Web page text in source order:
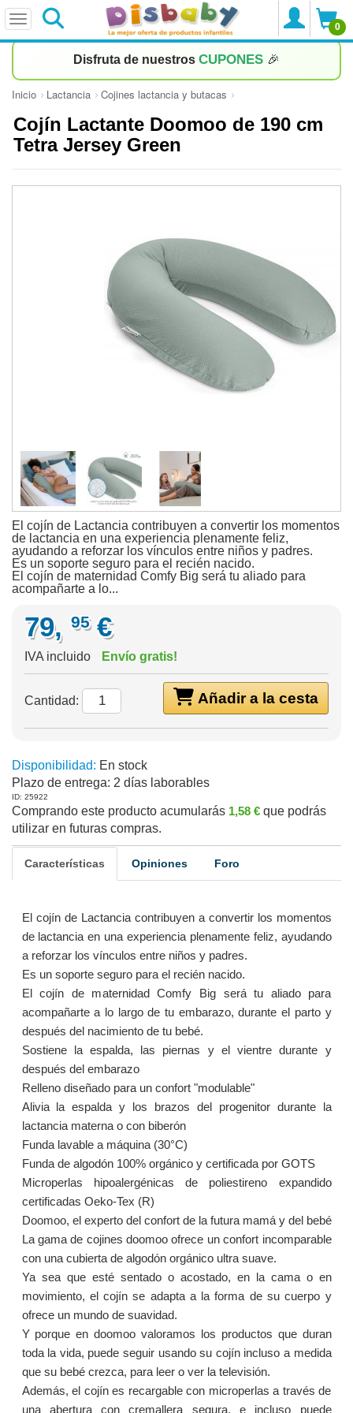
0
Disfruta de nuestros CUPONES 🎉
Inicio Lactancia Cojines lactancia y butacas
Cojín Lactante Doomoo de 190 cm
Tetra Jersey Green
El cojín de Lactancia contribuyen a convertir los momentos
de lactancia en una experiencia plenamente feliz,
ayudando a reforzar los vínculos entre niños y padres.
Es un soporte seguro para el recién nacido.
El cojín de maternidad Comfy Big será tu aliado para
acompañarte a lo...
79, 95 €
IVA incluido Envío gratis!
Añadir a la cesta
Cantidad:
Disponibilidad: En stock
Plazo de entrega: 2 días laborables
ID: 25922
Comprando este producto acumularás 1,58 € que podrás
utilizar en futuras compras.
Características Opiniones Foro
El cojín de Lactancia contribuyen a convertir los momentos
de lactancia en una experiencia plenamente feliz, ayudando
a reforzar los vínculos entre niños y padres.
Es un soporte seguro para el recién nacido.
El cojín de maternidad Comfy Big será tu aliado para
acompañarte a lo largo de tu embarazo, durante el parto y
después del nacimiento de tu bebé.
Sostiene la espalda, las piernas y el vientre durante y
después del embarazo
Relleno diseñado para un confort "modulable"
Alivia la espalda y los brazos del progenitor durante la
lactancia materna o con biberón
Funda lavable a máquina (30°C)
Funda de algodón 100% orgánico y certificada por GOTS
Microperlas hipoalergénicas de poliestireno expandido
certificadas Oeko-Tex (R)
Doomoo, el experto del confort de la futura mamá y del bebé
La gama de cojines doomoo ofrece un confort incomparable
con una cubierta de algodón orgánico ultra suave.
Ya sea que esté sentado o acostado, en la cama o en
movimiento, el cojín se adapta a la forma de su cuerpo y
ofrece un mundo de suavidad.
Y porque en doomoo valoramos los productos que duran
toda la vida, puede seguir usando su cojín incluso a medida
que su bebé crezca, para leer o ver la televisión.
Además, el cojín es recargable con microperlas a través de
una abertura con cremallera segura, e incluso puede